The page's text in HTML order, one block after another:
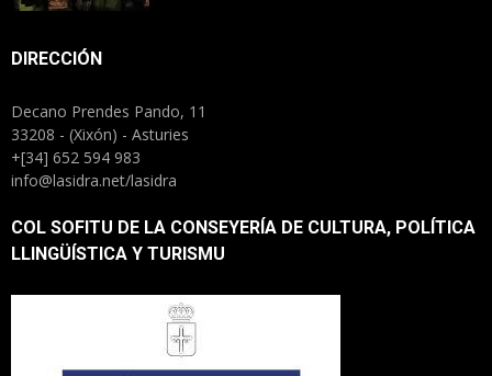
DIRECCIÓN
Decano Prendes Pando, 11
33208 - (Xixón) - Asturies
+[34] 652 594 983
info@lasidra.net/lasidra
COL SOFITU DE LA CONSEYERÍA DE CULTURA, POLÍTICA
LLINGÜÍSTICA Y TURISMU